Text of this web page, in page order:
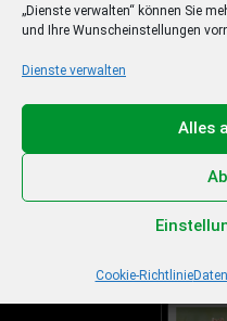
„Dienste verwalten“ können Sie
und Ihre Wunscheinstellungen
Dienste verwalten
Alles
Cookie-Richtlinie
Ihr
Ihr
Jetzt zum